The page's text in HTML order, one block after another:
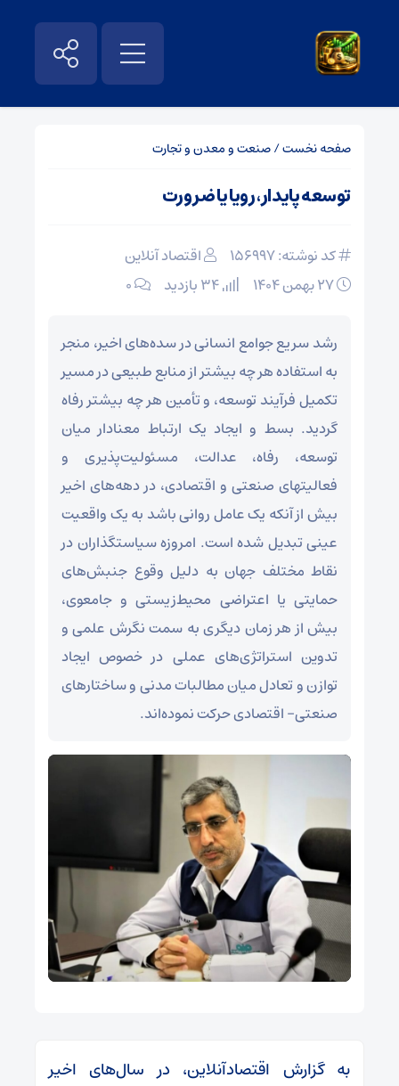
صفحه نخست/صنعت و معدن و تجارت
توسعه پایدار، رویا یا ضرورت
کد نوشته: 156997
اقتصاد آنلاین
۰
رشد سریع جوامع انسانی در سده‌های اخیر، منجر
به استفاده هر چه بیشتر از منابع طبیعی در مسیر
تکمیل فرآیند توسعه، و تأمین هر چه بیشتر رفاه
گردید. بسط و ایجاد یک ارتباط معنادار میان
توسعه، رفاه، عدالت، مسئولیت‌پذیری و
فعالیتهای صنعتی و اقتصادی، در دهه‌های اخیر
بیش از آنکه یک عامل روانی باشد به یک واقعیت
عینی تبدیل شده است. امروزه سیاستگذاران در
نقاط مختلف جهان به دلیل وقوع جنبش‌های
حمایتی یا اعتراضی محیط‌زیستی و جامعوی،
بیش از هر زمان دیگری به سمت نگرش علمی و
تدوین استراتژی‌های عملی در خصوص ایجاد
توازن و تعادل میان مطالبات مدنی و ساختارهای
صنعتی- اقتصادی حرکت نموده‌اند.
به گزارش اقتصادآنلاین، در سال‌های اخیر